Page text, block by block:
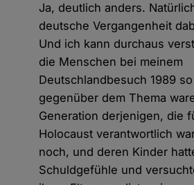
Ja, deutlich anders.
deutsche Vergangenheit
Und ich kann durchaus
die Menschen bei meinem
Deutschlandbesuch 1989
gegenüber dem Thema
Generation derjenigen, die
Holocaust verantwortlich
noch, und deren Kinder
Schuldgefühle und